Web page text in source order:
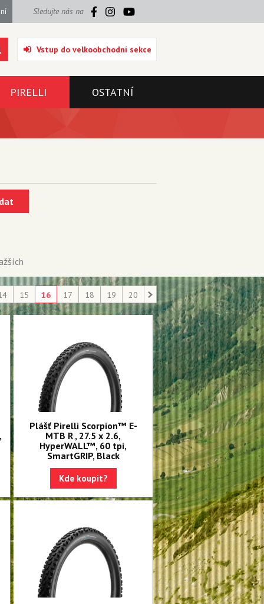
Sledujte nás na
Vstup do velkoobchodní sekce
PIRELLI OSTATNÍ
15 16 17 18 19 20
Plášť Pirelli Scorpion™ E-
MTB R , 27.5 x 2.6,
HyperWALL™, 60 tpi,
SmartGRIP, Black
Kde koupit?